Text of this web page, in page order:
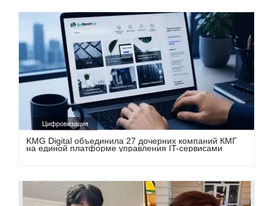
Цифровизация
KMG Digital объединила 27 дочерних компаний КМГ
на единой платформе управления IT-сервисами